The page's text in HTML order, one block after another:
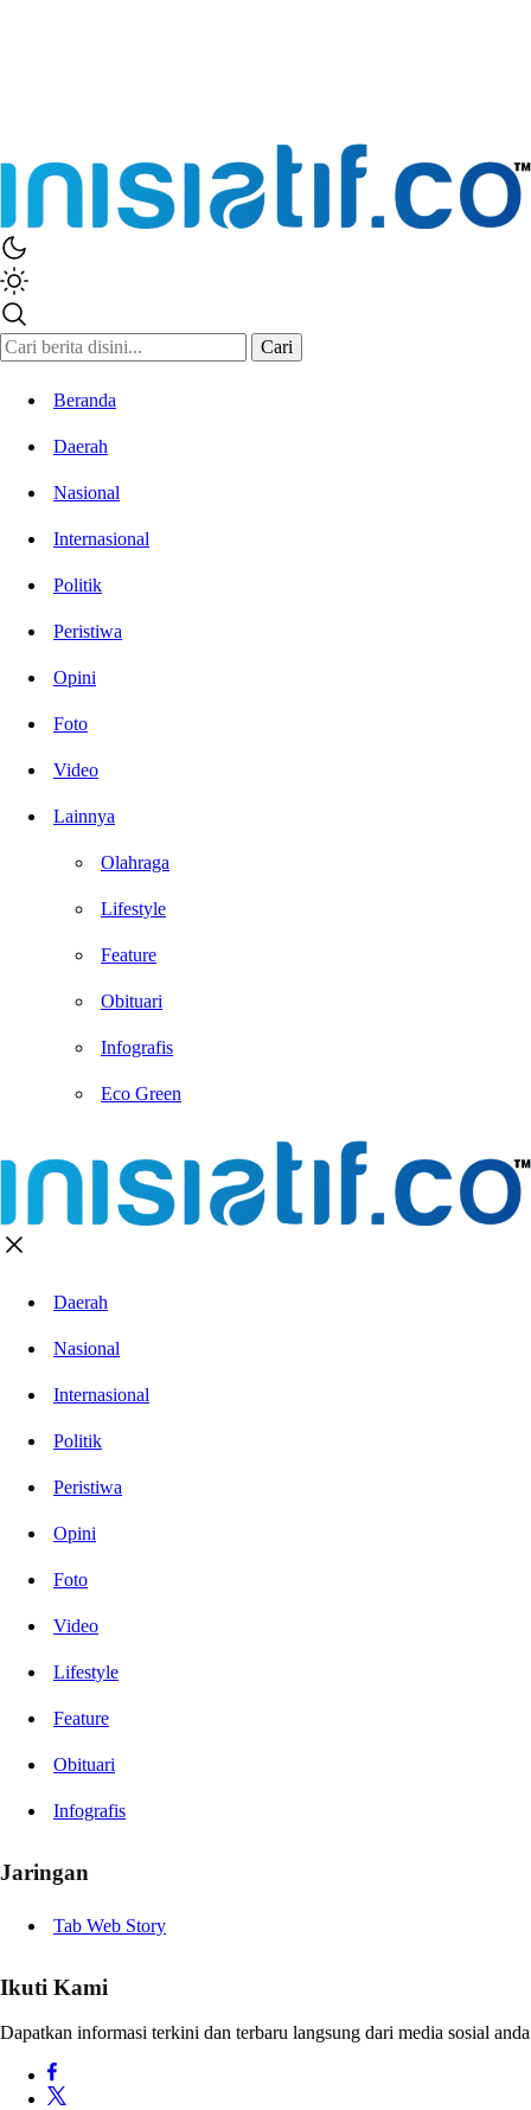
Cari
Beranda
Daerah
Nasional
Internasional
Politik
Peristiwa
Opini
Foto
Video
Lainnya
Olahraga
Lifestyle
Feature
Obituari
Infografis
Eco Green
Daerah
Nasional
Internasional
Politik
Peristiwa
Opini
Foto
Video
Lifestyle
Feature
Obituari
Infografis
Jaringan
Tab Web Story
Ikuti Kami
Dapatkan informasi terkini dan terbaru langsung dari media sosial anda